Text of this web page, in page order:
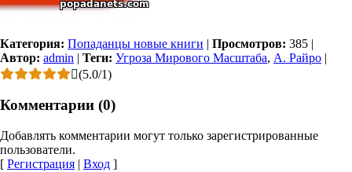
Категория: Попаданцы новые книги | Просмотров: 385 |
Автор: admin | Теги: Угроза Мирового Масштаба, А. Райро |
(5.0/1)
Комментарии (0)
Добавлять комментарии могут только зарегистрированные
пользователи.
[ Регистрация | Вход ]